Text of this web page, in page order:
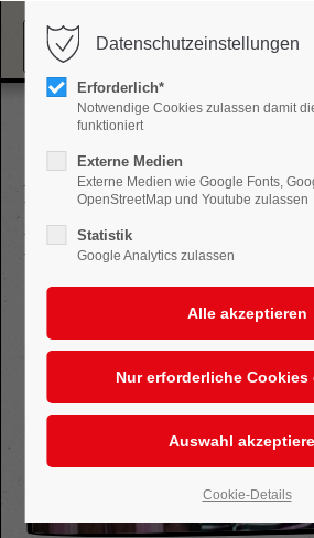
Login
Benutzername
Passwort
Lost your password?
Freitag, 29. Mai 2026 |
Liebe, Last & Fracht
Datenschutzeinstellungen
Erforderlich*
Notwendige Cookies zulassen damit
funktioniert
Externe Medien
Externe Medien wie Google Fonts,
OpenStreetMap und Youtube zulassen
Statistik
Google Analytics zulassen
Cookie-Details